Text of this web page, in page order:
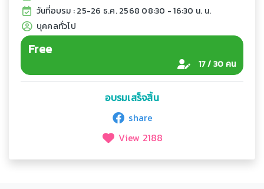
วันที่อบรม : 25-26 ธ.ค. 2568 08:30 - 16:30 น. น.
บุคคลทั่วไป
Free
17 / 30 คน
อบรมเสร็จสิ้น
share
View 2188